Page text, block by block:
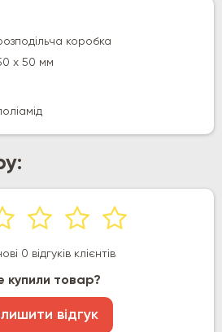
коробка
х 50 мм
0 відгуків клієнтів
купили товар?
відгук